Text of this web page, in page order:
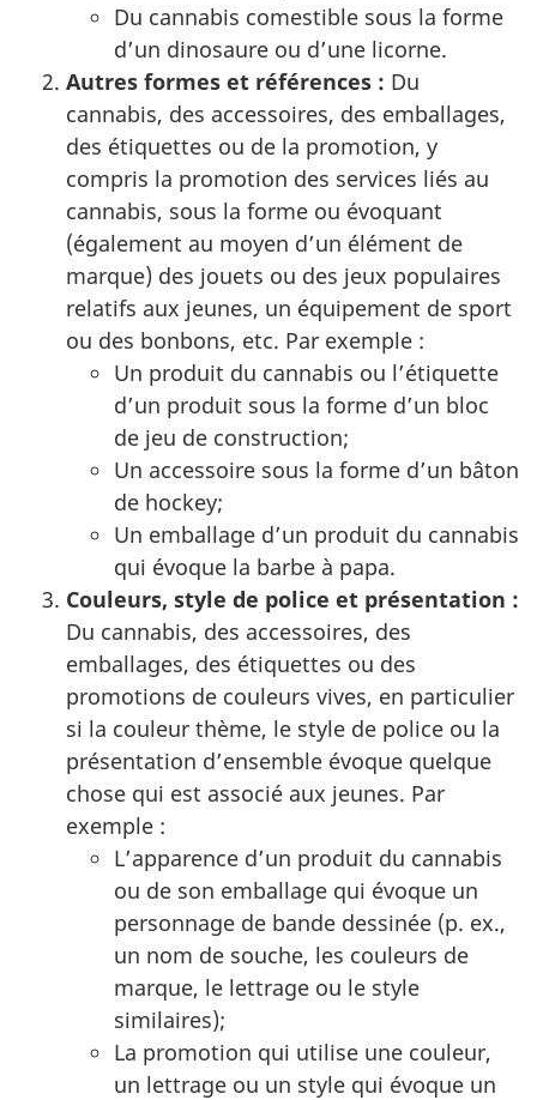
Du cannabis comestible sous la forme
d’un dinosaure ou d’une licorne.
Autres formes et références : Du
cannabis, des accessoires, des emballages,
des étiquettes ou de la promotion, y
compris la promotion des services liés au
cannabis, sous la forme ou évoquant
(également au moyen d’un élément de
marque) des jouets ou des jeux populaires
relatifs aux jeunes, un équipement de sport
ou des bonbons, etc. Par exemple :
Un produit du cannabis ou l’étiquette
d’un produit sous la forme d’un bloc
de jeu de construction;
Un accessoire sous la forme d’un bâton
de hockey;
Un emballage d’un produit du cannabis
qui évoque la barbe à papa.
Couleurs, style de police et présentation :
Du cannabis, des accessoires, des
emballages, des étiquettes ou des
promotions de couleurs vives, en particulier
si la couleur thème, le style de police ou la
présentation d’ensemble évoque quelque
chose qui est associé aux jeunes. Par
exemple :
L’apparence d’un produit du cannabis
ou de son emballage qui évoque un
personnage de bande dessinée (p. ex.,
un nom de souche, les couleurs de
marque, le lettrage ou le style
similaires);
La promotion qui utilise une couleur,
un lettrage ou un style qui évoque un